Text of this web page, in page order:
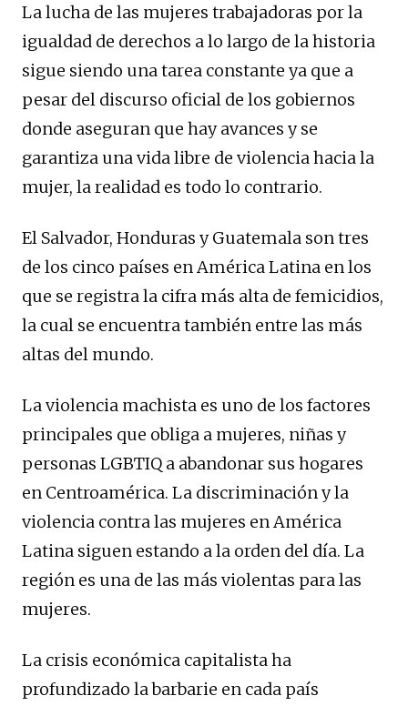
La lucha de las mujeres trabajadoras por la
igualdad de derechos a lo largo de la historia
sigue siendo una tarea constante ya que a
pesar del discurso oficial de los gobiernos
donde aseguran que hay avances y se
garantiza una vida libre de violencia hacia la
mujer, la realidad es todo lo contrario.
El Salvador, Honduras y Guatemala son tres
de los cinco países en América Latina en los
que se registra la cifra más alta de femicidios,
la cual se encuentra también entre las más
altas del mundo.
La violencia machista es uno de los factores
principales que obliga a mujeres, niñas y
personas LGBTIQ a abandonar sus hogares
en Centroamérica. La discriminación y la
violencia contra las mujeres en América
Latina siguen estando a la orden del día. La
región es una de las más violentas para las
mujeres.
La crisis económica capitalista ha
profundizado la barbarie en cada país